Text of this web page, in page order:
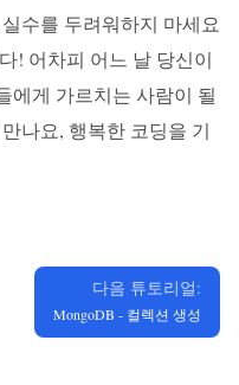
수를 두려워하지 마세요
! 어차피 어느 날 당신이
에게 가르치는 사람이 될
나요, 행복한 코딩을 기
다음 튜토리얼:
MongoDB - 컬렉션 생성